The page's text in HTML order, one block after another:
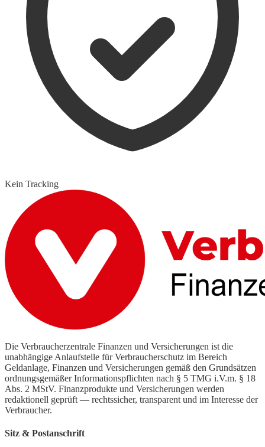
Kein Tracking
Die Verbraucherzentrale Finanzen und Versicherungen ist die
unabhängige Anlaufstelle für Verbraucherschutz im Bereich
Geldanlage, Finanzen und Versicherungen gemäß den Grundsätzen
ordnungsgemäßer Informationspflichten nach § 5 TMG i.V.m. § 18
Abs. 2 MStV. Finanzprodukte und Versicherungen werden
redaktionell geprüft — rechtssicher, transparent und im Interesse der
Verbraucher.
Sitz & Postanschrift